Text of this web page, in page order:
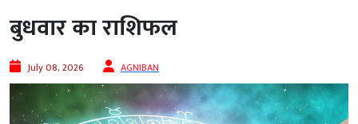
बुधवार का राशिफल
July 08, 2026 AGNIBAN